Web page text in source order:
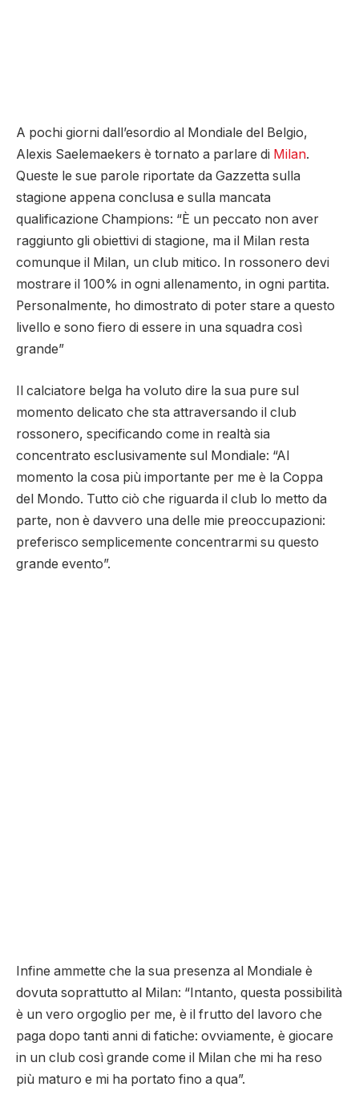
A pochi giorni dall’esordio al Mondiale del Belgio,
Alexis Saelemaekers è tornato a parlare di Milan.
Queste le sue parole riportate da Gazzetta sulla
stagione appena conclusa e sulla mancata
qualificazione Champions: “È un peccato non aver
raggiunto gli obiettivi di stagione, ma il Milan resta
comunque il Milan, un club mitico. In rossonero devi
mostrare il 100% in ogni allenamento, in ogni partita.
Personalmente, ho dimostrato di poter stare a questo
livello e sono fiero di essere in una squadra così
grande”
Il calciatore belga ha voluto dire la sua pure sul
momento delicato che sta attraversando il club
rossonero, specificando come in realtà sia
concentrato esclusivamente sul Mondiale: “Al
momento la cosa più importante per me è la Coppa
del Mondo. Tutto ciò che riguarda il club lo metto da
parte, non è davvero una delle mie preoccupazioni:
preferisco semplicemente concentrarmi su questo
grande evento”.
Infine ammette che la sua presenza al Mondiale è
dovuta soprattutto al Milan: “Intanto, questa possibilità
è un vero orgoglio per me, è il frutto del lavoro che
paga dopo tanti anni di fatiche: ovviamente, è giocare
in un club così grande come il Milan che mi ha reso
più maturo e mi ha portato fino a qua”.